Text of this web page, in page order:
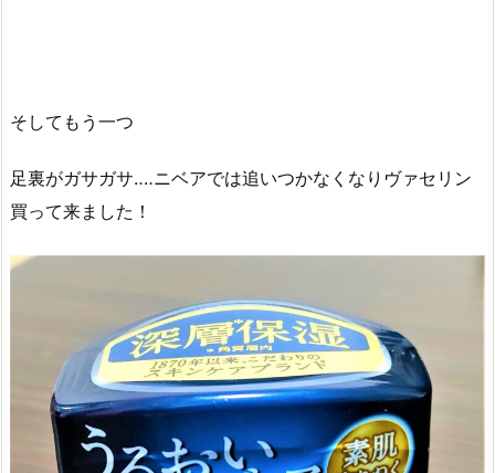
そしてもう一つ
足裏がガサガサ‥‥ニベアでは追いつかなくなりヴァセリン
買って来ました！